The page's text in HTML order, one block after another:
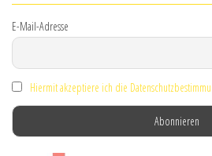
E-Mail-Adresse
Hiermit akzeptiere ich die